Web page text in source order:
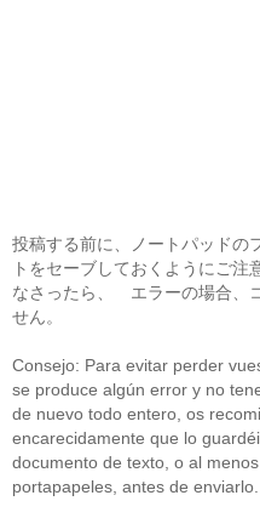
投稿する前に、ノートパッドの
トをセーブしておくようにご注
なさったら、 エラーの場合、
せん。
Consejo: Para evitar perder
se produce algún error y no
de nuevo todo entero, os
encarecidamente que lo
documento de texto, o al
portapapeles, antes de enviarlo.